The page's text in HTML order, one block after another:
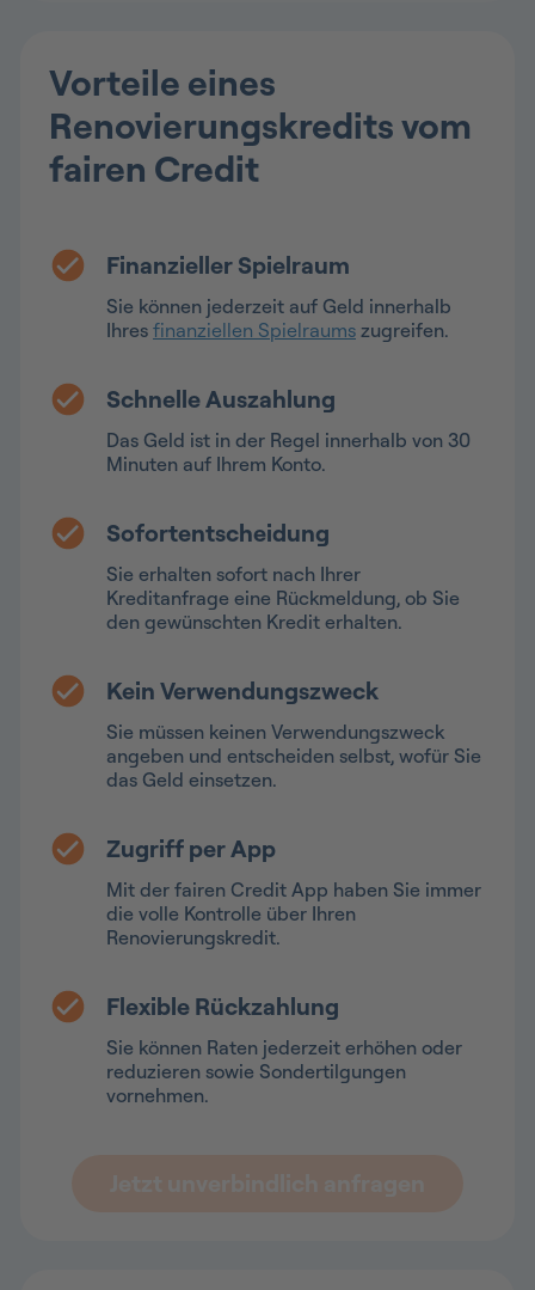
Vorteile eines
Renovierungskredits vom
fairen Credit
Finanzieller Spielraum
Sie können jederzeit auf Geld innerhalb
Ihres finanziellen Spielraums zugreifen.
Schnelle Auszahlung
Das Geld ist in der Regel innerhalb von 30
Minuten auf Ihrem Konto.
Sofortentscheidung
Sie erhalten sofort nach Ihrer
Kreditanfrage eine Rückmeldung, ob Sie
den gewünschten Kredit erhalten.
Kein Verwendungszweck
Sie müssen keinen Verwendungszweck
angeben und entscheiden selbst, wofür Sie
das Geld einsetzen.
Zugriff per App
Mit der fairen Credit App haben Sie immer
die volle Kontrolle über Ihren
Renovierungskredit.
Flexible Rückzahlung
Sie können Raten jederzeit erhöhen oder
reduzieren sowie Sondertilgungen
vornehmen.